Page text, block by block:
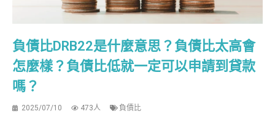
負債比DRB22是什麼意思？負債比太高會
怎麼樣？負債比低就一定可以申請到貸款
嗎？
2025/07/10 473人 負債比